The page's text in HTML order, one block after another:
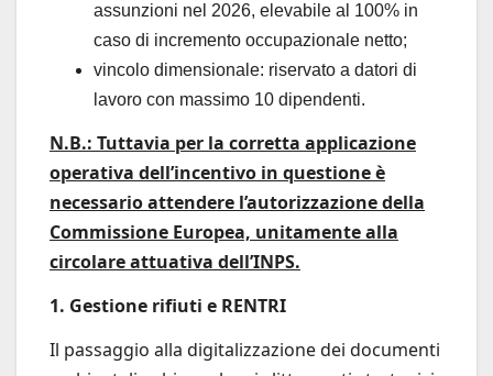
assunzioni nel 2026, elevabile al 100% in
caso di incremento occupazionale netto;
vincolo dimensionale: riservato a datori di
lavoro con massimo 10 dipendenti.
N.B.: Tuttavia per la corretta applicazione
operativa dell’incentivo in questione è
necessario attendere l’autorizzazione della
Commissione Europea, unitamente alla
circolare attuativa dell’INPS.
1. Gestione rifiuti e RENTRI
Il passaggio alla digitalizzazione dei documenti